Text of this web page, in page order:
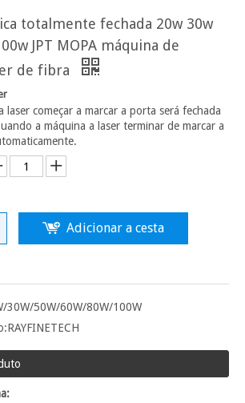
totalmente fechada 20w 30w
JPT MOPA máquina de
de fibra
laser começar a marcar a porta será fechada
a máquina a laser terminar de marcar a
Adicionar a cesta
30W/50W/60W/80W/100W
RAYFINETECH